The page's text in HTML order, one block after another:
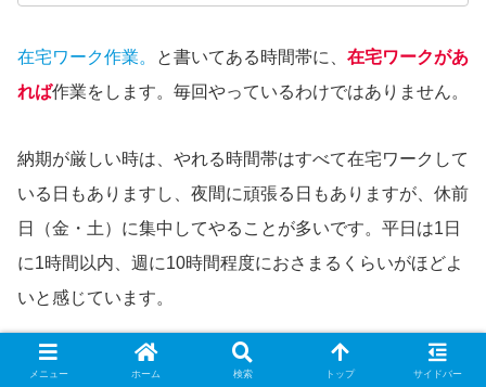
在宅ワーク作業。 と書いてある時間帯に、 在宅ワークがあ
れば作業をします。毎回やっているわけではありません。
納期が厳しい時は、やれる時間帯はすべて在宅ワークして
いる日もありますし、夜間に頑張る日もありますが、休前
日（金・土）に集中してやることが多いです。平日は1日
に1時間以内、週に10時間程度におさまるくらいがほどよ
いと感じています。
メニュー ホーム 検索 トップ サイドバー